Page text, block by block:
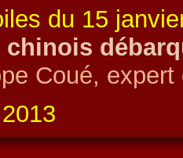
du 15
chinois
Coué,